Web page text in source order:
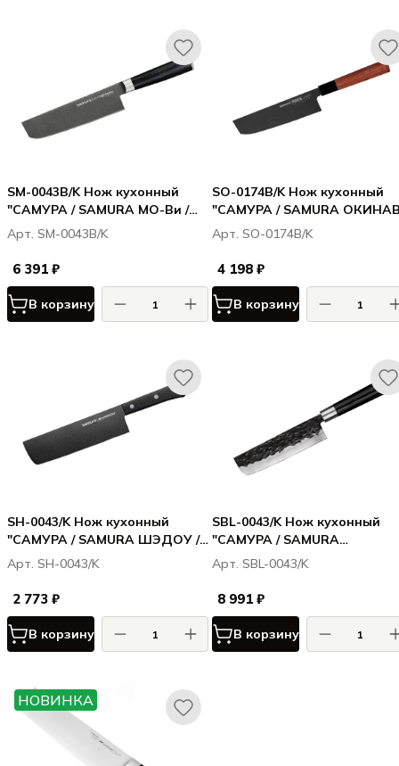
SM-0043B/K Нож кухонный
"САМУРА / SAMURA МО-Ви /
MO-V Stonewash" накири 167
мм, G-10
Арт. SM-0043B/K
6 391 ₽
В корзину
SO-0174B/K Нож кухонный
"САМУРА / SAMURA
/ OKINAWA" Накири 172 мм,
AUS-8 с галт., палисандр
Арт. SO-0174B/K
4 198 ₽
В корзину
SH-0043/K Нож кухонный
"САМУРА / SAMURA ШЭДОУ /
SHADOW" накири с
покрытием Black-coating 170
мм, AUS-8, ABS пластик
Арт. SH-0043/K
2 773 ₽
В корзину
SBL-0043/K Нож кухонный
"САМУРА / SAMURA
БЛЭКСМИТ / BLACKSMITH"
накири 168 мм, AUS-8,
микарта
Арт. SBL-0043/K
8 991 ₽
В корзину
НОВИНКА